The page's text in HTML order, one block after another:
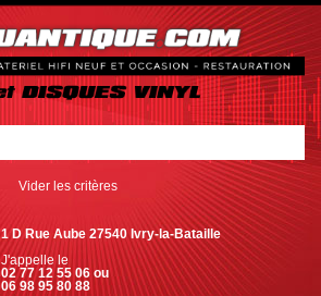
Vider les critères
1 D Rue Aube 27540 Ivry-la-Bataille
J'appelle le
02 77 12 55 06 ou
06 98 95 80 88